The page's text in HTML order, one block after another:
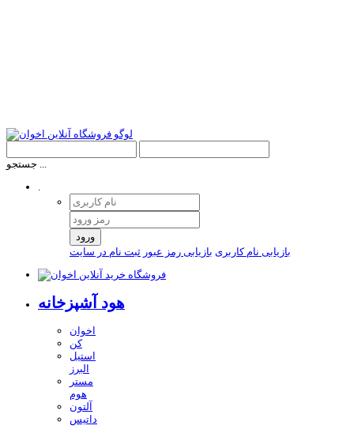
جستجو ...
.
ورود
بازیابی نام کاربری بازیابی رمز عبور ثبت نام در سایت
هود آشپزخانه
اخوان
کن
استیل
البرز
مستر
هوم
آلتون
داتیس